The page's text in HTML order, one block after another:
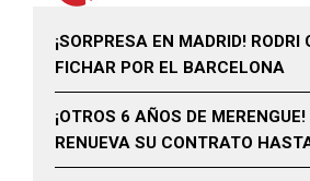
¡SORPRESA EN MADRID! RODRI
FICHAR POR EL BARCELONA
¡OTROS 6 AÑOS DE
RENUEVA SU CONTRATO